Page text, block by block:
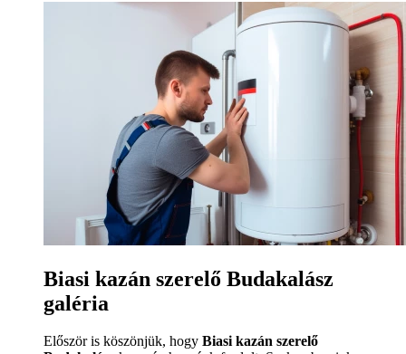
Biasi kazán szerelő Budakalász
galéria
Először is köszönjük, hogy Biasi kazán szerelő